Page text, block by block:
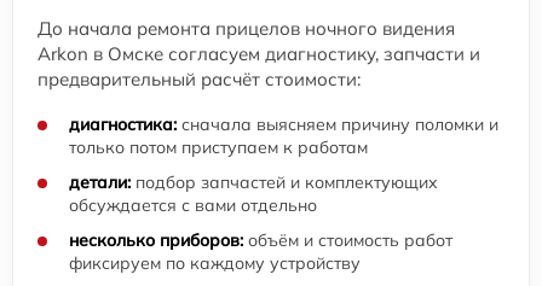
До начала ремонта прицелов ночного видения
Arkon в Омске согласуем диагностику, запчасти и
предварительный расчёт стоимости:
диагностика: сначала выясняем причину поломки и
только потом приступаем к работам
детали: подбор запчастей и комплектующих
обсуждается с вами отдельно
несколько приборов: объём и стоимость работ
фиксируем по каждому устройству